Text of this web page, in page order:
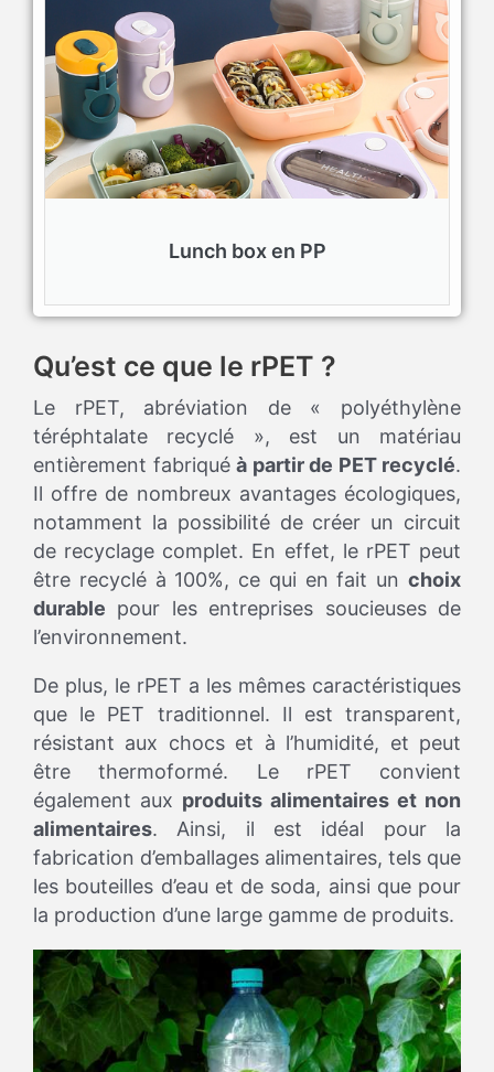
Lunch box en PP
Qu’est ce que le rPET ?
Le rPET, abréviation de « polyéthylène
téréphtalate recyclé », est un matériau
entièrement fabriqué à partir de PET recyclé.
Il offre de nombreux avantages écologiques,
notamment la possibilité de créer un circuit
de recyclage complet. En effet, le rPET peut
être recyclé à 100%, ce qui en fait un choix
durable pour les entreprises soucieuses de
l’environnement.
De plus, le rPET a les mêmes caractéristiques
que le PET traditionnel. Il est transparent,
résistant aux chocs et à l’humidité, et peut
être thermoformé. Le rPET convient
également aux produits alimentaires et non
alimentaires. Ainsi, il est idéal pour la
fabrication d’emballages alimentaires, tels que
les bouteilles d’eau et de soda, ainsi que pour
la production d’une large gamme de produits.